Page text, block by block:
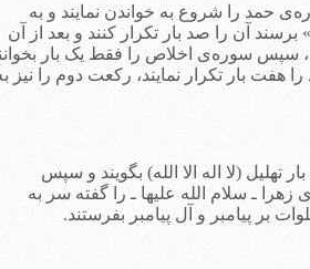
حمد را شروع به خواندن نمایند و به
آن را صد بار تکرار کنند و بعد از آن
سپس سوره‌ی اخلاص را فقط یک بار بخوانند
بار تکرار نمایند، رکعت دوم را نیز به
تهلیل (لا اله الا الله) بگویند و سپس
ـ سلام الله علیها ـ را گفته سر به
بر پیامبر و آل پیامبر بفرستند.